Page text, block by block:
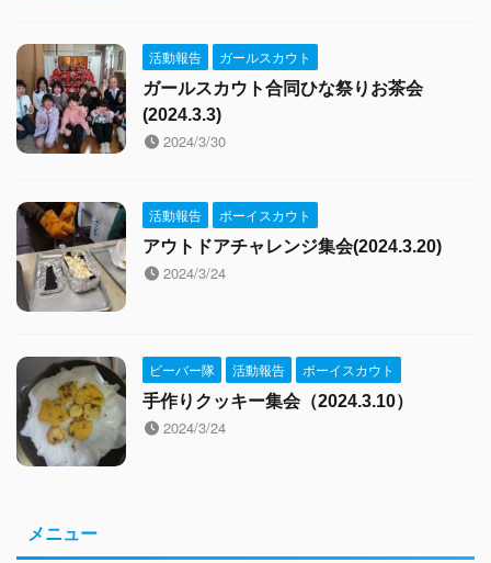
活動報告
ガールスカウト
ガールスカウト合同ひな祭りお茶会
(2024.3.3)
2024/3/30
活動報告
ボーイスカウト
アウトドアチャレンジ集会(2024.3.20)
2024/3/24
ビーバー隊 活動報告
ボーイスカウト
手作りクッキー集会（2024.3.10）
2024/3/24
メニュー